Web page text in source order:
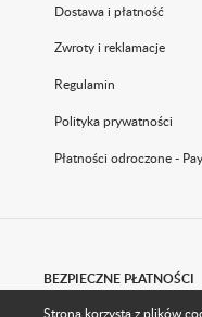
Dostawa i płatność
Zwroty i reklamacje
Regulamin
Polityka prywatności
Płatności odroczone -
BEZPIECZNE PŁATNOŚCI
Strona korzysta z plików